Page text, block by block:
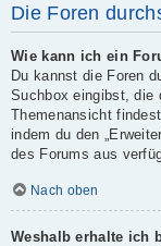
Die Foren
Wie kann ich ein
Du kannst die Foren
Suchbox eingibst, die
Themenansicht
indem du den
des Forums aus
Nach oben
Weshalb erhalte ich